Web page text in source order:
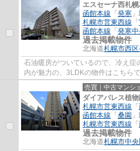
エスセーナ西札
函館本線 「 発寒
札幌市営東西線 「
函館本線 「 発寒
過去掲載物件
北海道札幌市西区
石油暖房がついているので、冷え
内が魅力の、3LDKの物件はこちら
です◎駅から徒歩8分圏内に位置す
売買｜中古マンシ
ダイアパレス植物
札幌市営東西線 「
函館本線 「 桑園
札幌市営東西線 「
過去掲載物件
北海道札幌市中央